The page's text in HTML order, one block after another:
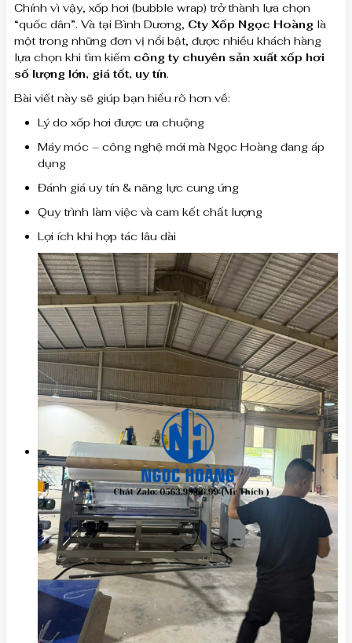
Chính vì vậy, xốp hơi (bubble wrap) trở thành lựa chọn
“quốc dân”. Và tại Bình Dương, Cty Xốp Ngọc Hoàng là
một trong những đơn vị nổi bật, được nhiều khách hàng
lựa chọn khi tìm kiếm công ty chuyên sản xuất xốp hơi
số lượng lớn, giá tốt, uy tín.
Bài viết này sẽ giúp bạn hiểu rõ hơn về:
Lý do xốp hơi được ưa chuộng
Máy móc – công nghệ mới mà Ngọc Hoàng đang áp
dụng
Đánh giá uy tín & năng lực cung ứng
Quy trình làm việc và cam kết chất lượng
Lợi ích khi hợp tác lâu dài